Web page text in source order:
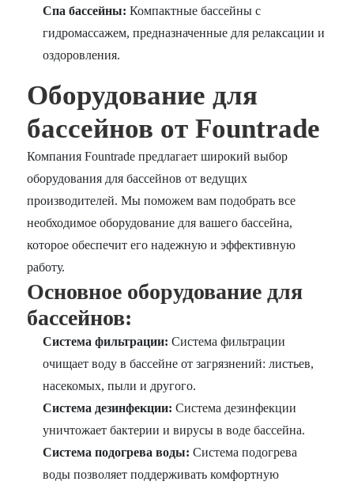
Спа бассейны: Компактные бассейны с
гидромассажем, предназначенные для релаксации и
оздоровления.
Оборудование для
бассейнов от Fountrade
Компания Fountrade предлагает широкий выбор
оборудования для бассейнов от ведущих
производителей. Мы поможем вам подобрать все
необходимое оборудование для вашего бассейна,
которое обеспечит его надежную и эффективную
работу.
Основное оборудование для
бассейнов:
Система фильтрации: Система фильтрации
очищает воду в бассейне от загрязнений: листьев,
насекомых, пыли и другого.
Система дезинфекции: Система дезинфекции
уничтожает бактерии и вирусы в воде бассейна.
Система подогрева воды: Система подогрева
воды позволяет поддерживать комфортную